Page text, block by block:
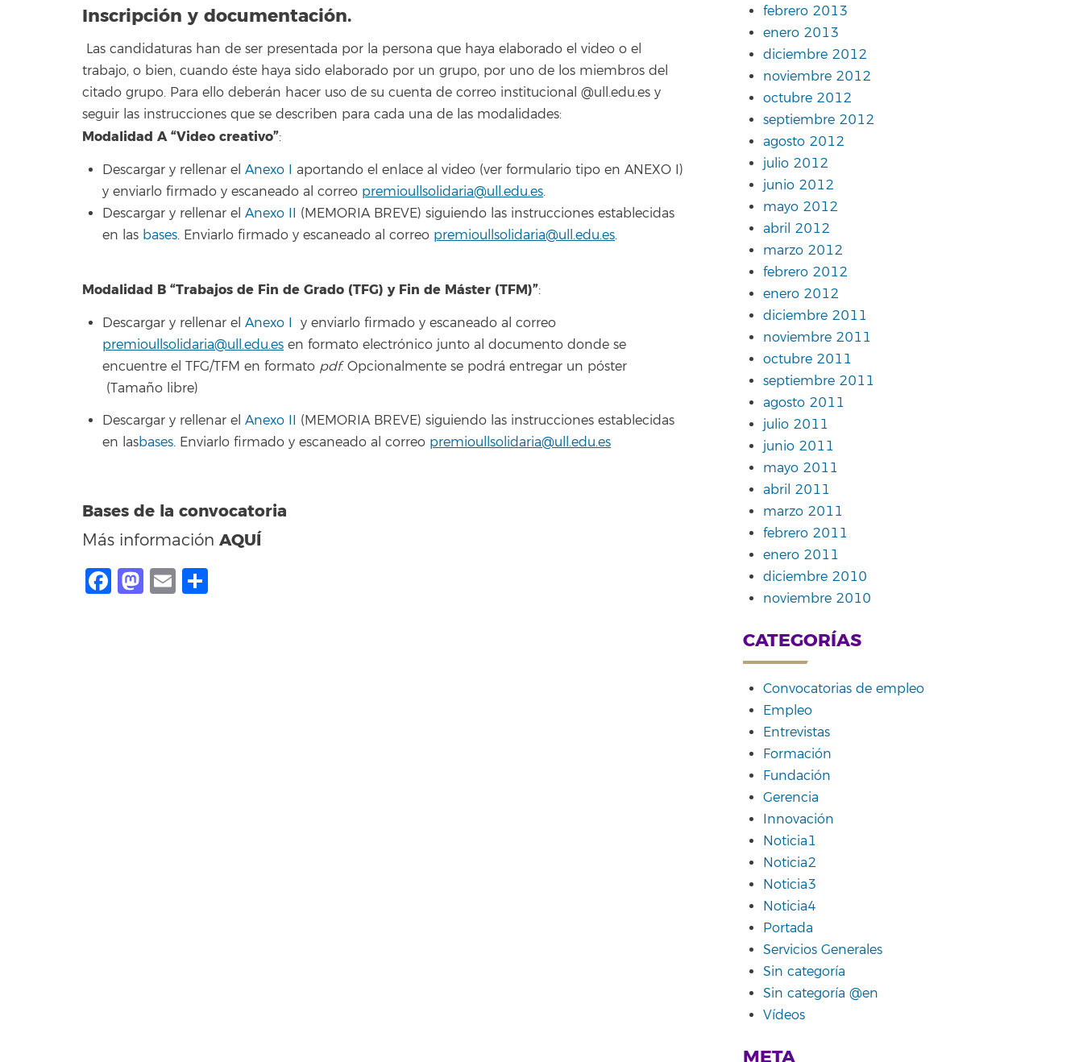
Inscripción y documentación.
Las candidaturas han de ser presentada por la persona que haya elaborado el video o el
trabajo, o bien, cuando éste haya sido elaborado por un grupo, por uno de los miembros del
citado grupo. Para ello deberán hacer uso de su cuenta de correo institucional @ull.edu.es y
seguir las instrucciones que se describen para cada una de las modalidades:
Modalidad A “Video creativo”:
Descargar y rellenar el Anexo I aportando el enlace al video (ver formulario tipo en ANEXO I)
y enviarlo firmado y escaneado al correo premioullsolidaria@ull.edu.es.
Descargar y rellenar el Anexo II (MEMORIA BREVE) siguiendo las instrucciones establecidas
en las bases. Enviarlo firmado y escaneado al correo premioullsolidaria@ull.edu.es.
Modalidad B “Trabajos de Fin de Grado (TFG) y Fin de Máster (TFM)”:
Descargar y rellenar el Anexo I y enviarlo firmado y escaneado al correo
premioullsolidaria@ull.edu.es en formato electrónico junto al documento donde se
encuentre el TFG/TFM en formato pdf. Opcionalmente se podrá entregar un póster
(Tamaño libre)
Descargar y rellenar el Anexo II (MEMORIA BREVE) siguiendo las instrucciones establecidas
en lasbases. Enviarlo firmado y escaneado al correo premioullsolidaria@ull.edu.es
Bases de la convocatoria
Más información AQUÍ
Facebook
Mastodon
Email
febrero 2013
enero 2013
diciembre 2012
noviembre 2012
octubre 2012
septiembre 2012
agosto 2012
julio 2012
junio 2012
mayo 2012
abril 2012
marzo 2012
febrero 2012
enero 2012
diciembre 2011
noviembre 2011
octubre 2011
septiembre 2011
agosto 2011
julio 2011
junio 2011
mayo 2011
abril 2011
marzo 2011
febrero 2011
enero 2011
diciembre 2010
noviembre 2010
CATEGORÍAS
Convocatorias de empleo
Empleo
Entrevistas
Formación
Fundación
Gerencia
Innovación
Noticia1
Noticia2
Noticia3
Noticia4
Portada
Servicios Generales
Sin categoría
Sin categoría @en
Vídeos
META